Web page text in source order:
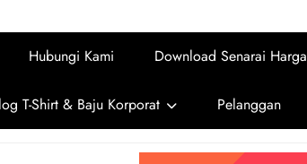
Hubungi Kami Download Senarai Harga
T-Shirt & Baju Korporat Pelanggan